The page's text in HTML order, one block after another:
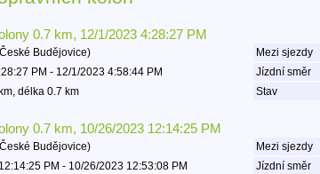
0.7 km, 12/1/2023 4:28:27 PM
Budějovice) Mezi sjezdy
PM - 12/1/2023 4:58:44 PM Jízdní směr
délka 0.7 km Stav
0.7 km, 10/26/2023 12:14:25 PM
Budějovice) Mezi sjezdy
PM - 10/26/2023 12:53:08 PM Jízdní směr